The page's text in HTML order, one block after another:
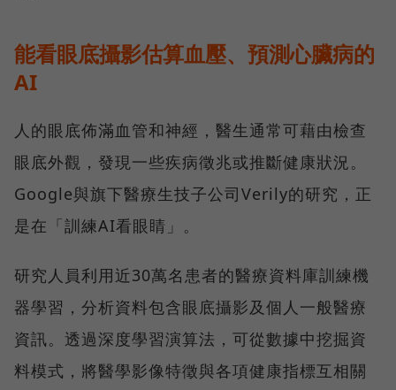
能看眼底攝影估算血壓、預測心臟病的
AI
人的眼底佈滿血管和神經，醫生通常可藉由檢查
眼底外觀，發現一些疾病徵兆或推斷健康狀況。
Google與旗下醫療生技子公司Verily的研究，正
是在「訓練AI看眼睛」。
研究人員利用近30萬名患者的醫療資料庫訓練機
器學習，分析資料包含眼底攝影及個人一般醫療
資訊。透過深度學習演算法，可從數據中挖掘資
料模式，將醫學影像特徵與各項健康指標互相關